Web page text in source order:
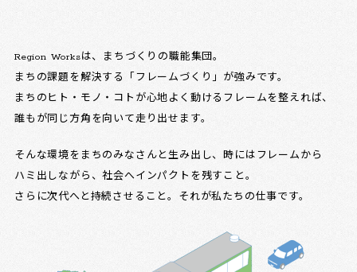
Region Worksは、まちづくりの職能集団。
まちの課題を解決する「フレームづくり」が強みです。
まちのヒト・モノ・コトが心地よく動けるフレームを整えれば、
誰もが同じ方角を向いて走り出せます。
そんな環境をまちのみなさんと生み出し、時にはフレームから
ハミ出しながら、社会へインパクトを残すこと。
さらに次代へと持続させること。それが私たちの仕事です。